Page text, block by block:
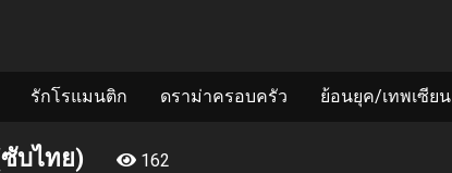
รักโรแมนติก ดราม่าครอบครัว ย้อนยุค/เทพเซียน
ซับไทย) 162